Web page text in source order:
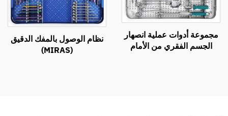
مجموعة أدوات عملية انصهار
الجسم الفقري من الأمام
نظام الوصول بالمفك الدقيق
(MIRAS)